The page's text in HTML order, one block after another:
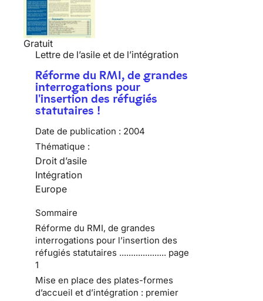
Gratuit
Lettre de l’asile et de l’intégration
Réforme du RMI, de grandes
interrogations pour
l'insertion des réfugiés
statutaires !
Date de publication : 2004
Thématique :
Droit d’asile
Intégration
Europe
Sommaire
Réforme du RMI, de grandes
interrogations pour l’insertion des
réfugiés statutaires .................... page
1
Mise en place des plates-formes
d’accueil et d’intégration : premier